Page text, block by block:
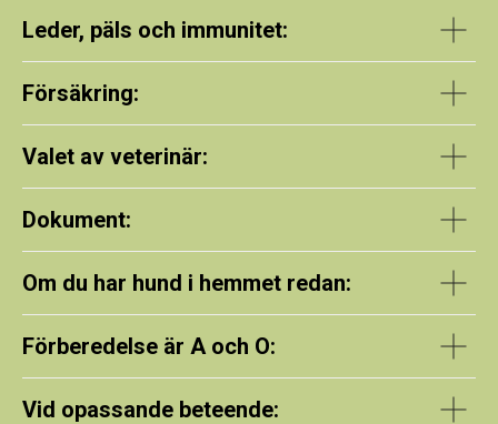
Leder, päls och immunitet:
Försäkring:
Valet av veterinär:
Dokument:
Om du har hund i hemmet redan:
Förberedelse är A och O:
Vid opassande beteende: